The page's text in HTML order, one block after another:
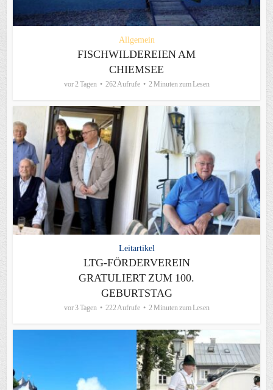
Allgemein
FISCHWILDEREIEN AM
CHIEMSEE
vor 2 Tagen 262 Aufrufe 2 Minuten zum Lesen
Leitartikel
LTG-FÖRDERVEREIN
GRATULIERT ZUM 100.
GEBURTSTAG
vor 3 Tagen 222 Aufrufe 2 Minuten zum Lesen